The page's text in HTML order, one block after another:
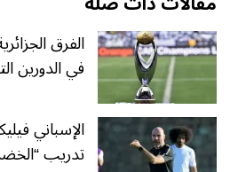
الفرق
في الدورين
الإسباني
تدريب